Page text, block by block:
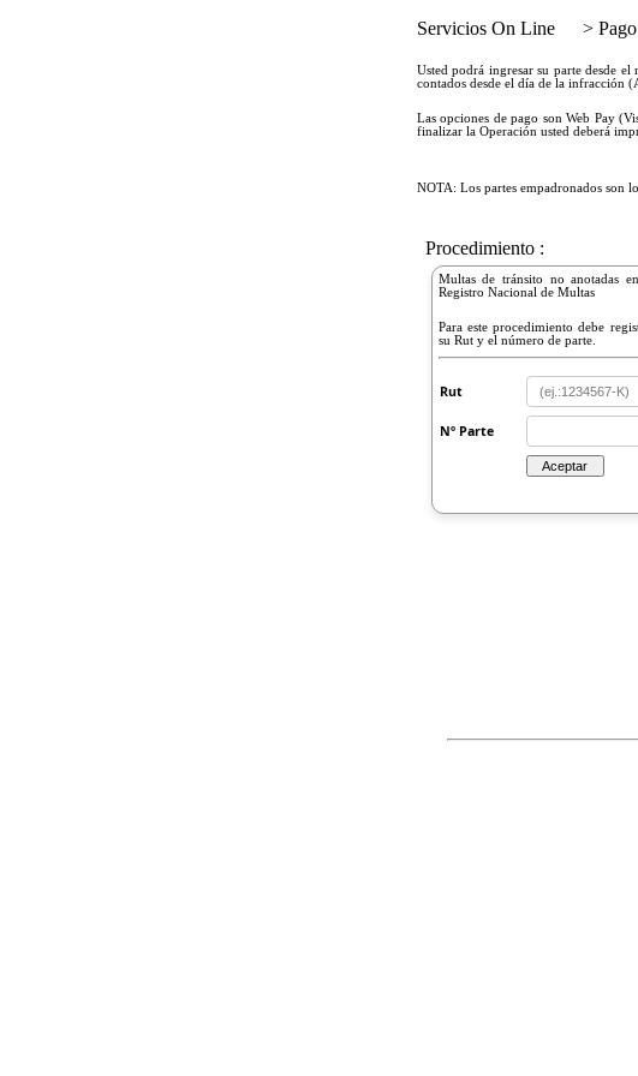
Servicios On Line >
Usted podrá ingresar su parte desde
contados desde el día de la infracción
Las opciones de pago son Web Pay
finalizar la Operación usted deberá
NOTA: Los partes empadronados son
Procedimiento :
Multas de tránsito no anotadas
Registro Nacional de Multas
Para este procedimiento debe
su Rut y el número de parte.
Rut
Nº Parte